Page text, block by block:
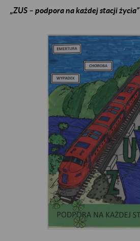
„ZUS – podpora na każdej stacji życia”